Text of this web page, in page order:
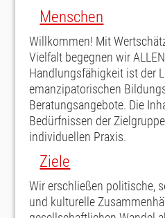
Menschen
Willkommen! Mit
Vielfalt begegnen wir
Handlungsfähigkeit ist der
emanzipatorischen
Beratungsangebote. Die
Bedürfnissen der
individuellen Praxis.
Ziele
Wir erschließen politische,
und kulturelle